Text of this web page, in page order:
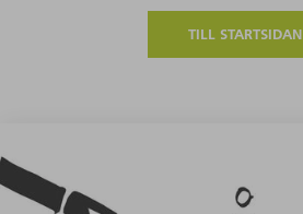
TILL STARTSIDAN